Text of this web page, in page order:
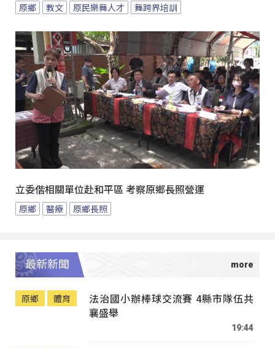
原鄉 教文 原民樂舞人才 舞跨界培訓
立委偕相關單位赴和平區 考察原鄉長照營運
原鄉 醫療 原鄉長照
最新新聞
原鄉 體育
法治國小辦棒球交流賽 4縣市隊伍共
襄盛舉
19:44